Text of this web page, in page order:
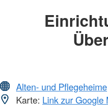
Alten- und Pflegeheime
Karte: Link zur Google